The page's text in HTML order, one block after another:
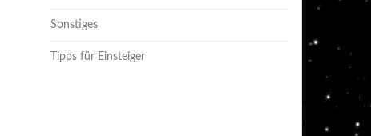
Sonstiges
Tipps für Einsteiger